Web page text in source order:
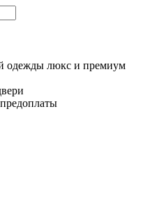
одежды люкс и премиум